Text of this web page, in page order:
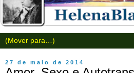
27 de maio de 2014